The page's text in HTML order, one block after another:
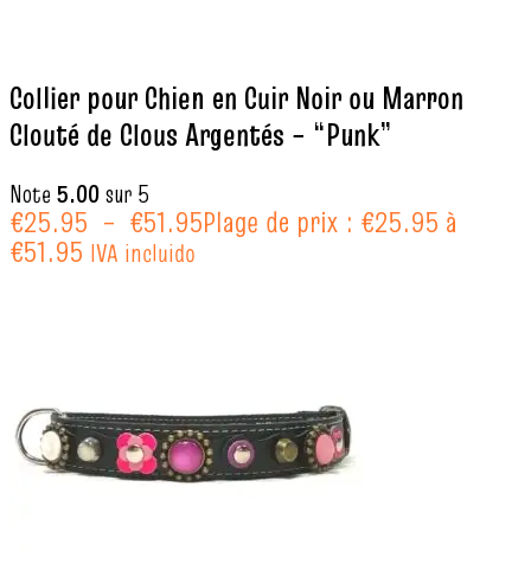
Collier pour Chien en Cuir Noir ou Marron
Clouté de Clous Argentés – “Punk”
Note 5.00sur 5
€25.95 – €51.95Plage de prix : €25.95 à
€51.95 IVA incluido